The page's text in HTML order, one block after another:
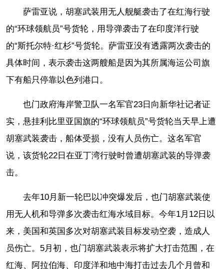
萨雷亚说，胡塞武装用无人舰艇袭击了在红海行驶
的“环球领航员”号货轮，用导弹袭击了在印度洋行驶
的“斯托尔特·红杉”号货轮。萨雷亚没有透露两次袭击的
具体时间，表示袭击这两艘船是因为其所属海运公司旗
下有船只停靠以色列港口。
也门政府海岸警卫队一名军官23日向新华社记者证
实，悬挂利比里亚国旗的“环球领航员”号货轮当天早上遭
胡塞武装袭击，船体受损，没有人员伤亡。这名军官
说，该货轮22日在亚丁湾行驶时曾遭胡塞武装的导弹袭
击。
去年10月新一轮巴以冲突爆发后，也门胡塞武装使
用无人机和导弹多次袭击红海水域目标。今年1月12日以
来，美国和英国多次对胡塞武装目标发动空袭，造成人
员伤亡。5月初，也门胡塞武装表示将扩大打击范围，在
红海、阿拉伯海、印度洋和地中海打击过去几个月曾和